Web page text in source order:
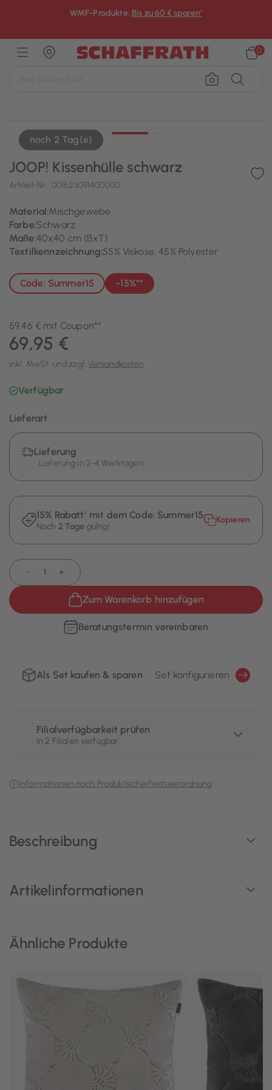
WMF-Produkte: Bis zu 60 € sparen¹
0
noch 2 Tag(e)
Beschreibung
Artikelinformationen
JOOP! Kissenhülle schwarz
Artikel-Nr.: 001623091400000
Material:Mischgewebe
Farbe:Schwarz
Maße:40x40 cm (BxT)
Textilkennzeichnung:55% Viskose, 45% Polyester
Code: Summer15 -15%**
59,46 € mit Coupon**
69,95 €
inkl. MwSt. und zzgl. Versandkosten
Verfügbar
Lieferart
Lieferung
Lieferung in 2-4 Werktagen
15% Rabatt¹ mit dem Code: Summer15
Noch 2 Tage gültig!
Kopieren
+
Zum Warenkorb hinzufügen
Beratungstermin vereinbaren
Als Set kaufen & sparen Set konfigurieren
Filialverfügbarkeit prüfen
In 2 Filialen verfügbar
Informationen nach Produktsicherheitsverordnung